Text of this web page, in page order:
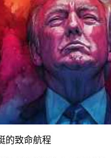
的致命航程